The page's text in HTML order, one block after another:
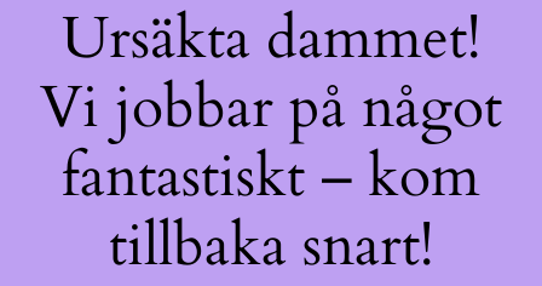
Ursäkta dammet!
Vi jobbar på något
fantastiskt – kom
tillbaka snart!